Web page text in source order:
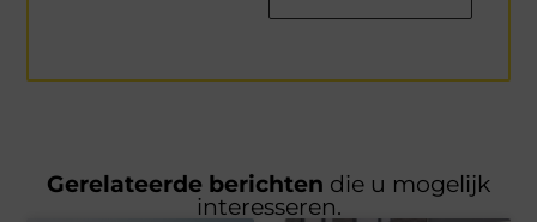
Gerelateerde berichten die u mogelijk
interesseren.